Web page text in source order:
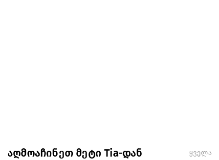
აღმოაჩინეთ მეტი Tia-დან ყველა